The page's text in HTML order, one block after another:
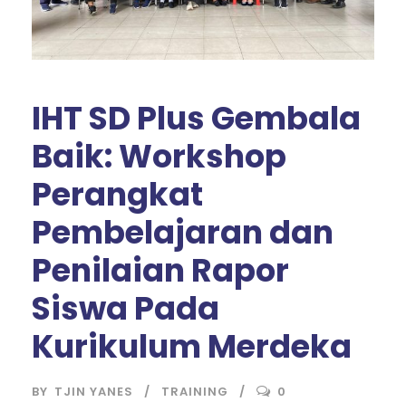
IHT SD Plus Gembala
Baik: Workshop
Perangkat
Pembelajaran dan
Penilaian Rapor
Siswa Pada
Kurikulum Merdeka
BY TJIN YANES TRAINING 0